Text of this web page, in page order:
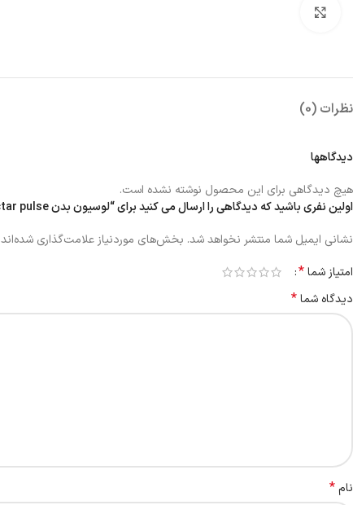
نظرات (0)
دیدگاهها
هیچ دیدگاهی برای این محصول نوشته نشده است.
اولین نفری باشید که دیدگاهی را ارسال می کنید برای “لوسیون بدن nectar pulse”
نشانی ایمیل شما منتشر نخواهد شد. بخش‌های موردنیاز علامت‌گذاری شده‌اند
امتیاز شما*
دیدگاه شما*
نام*